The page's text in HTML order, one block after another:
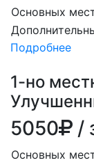
Основных
Подробнее
1-но
5050 /
Основных